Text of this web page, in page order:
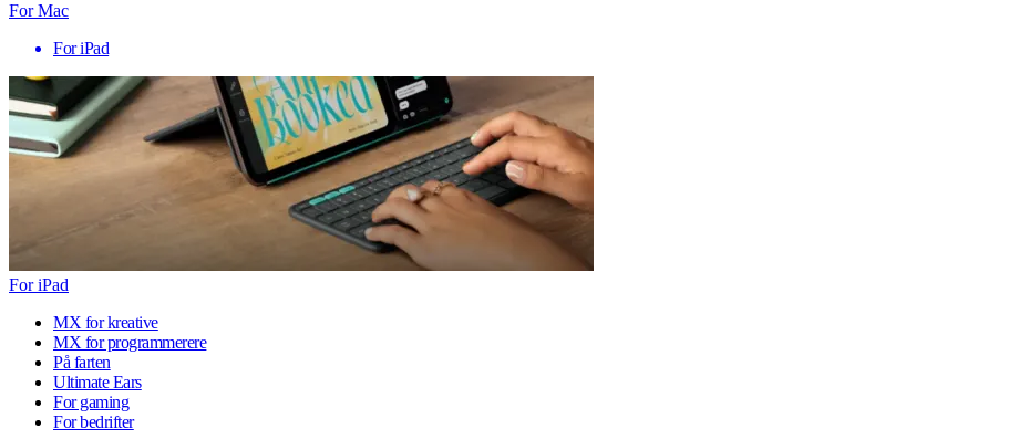
For Mac
For iPad
For iPad
MX for kreative
MX for programmerere
På farten
Ultimate Ears
For gaming
For bedrifter